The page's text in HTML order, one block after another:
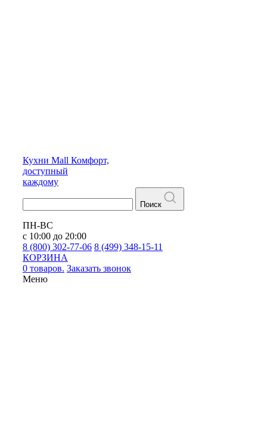
Кухни Mall Комфорт,
доступный
каждому
Поиск
ПН-ВС
с 10:00 до 20:00
8 (800) 302-77-06 8 (499) 348-15-11
КОРЗИНА
0 товаров. Заказать звонок
Меню